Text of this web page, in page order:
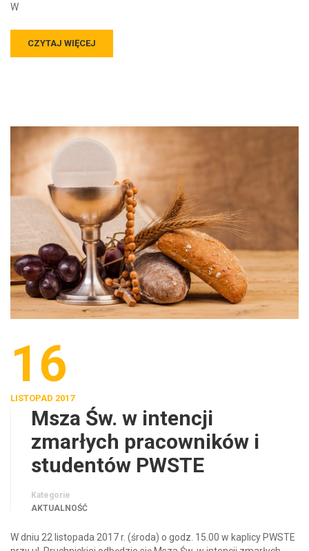
W
CZYTAJ WIĘCEJ
16
LISTOPAD 2017
Msza Św. w intencji
zmarłych pracowników i
studentów PWSTE
Kategorie
AKTUALNOŚĆ
W dniu 22 listopada 2017 r. (środa) o godz. 15.00 w kaplicy PWSTE